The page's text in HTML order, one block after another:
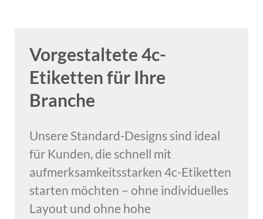
Vorgestaltete 4c-
Etiketten für Ihre
Branche
Unsere Standard-Designs sind ideal
für Kunden, die schnell mit
aufmerksamkeitsstarken 4c-Etiketten
starten möchten – ohne individuelles
Layout und ohne hohe